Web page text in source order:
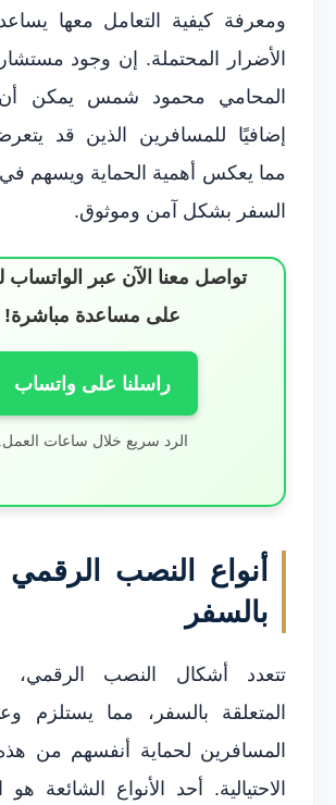
ومعرفة كيفية التعامل معها
الأضرار المحتملة. إن وجود
المحامي محمود شمس يمكن أن
إضافيًا للمسافرين الذين قد
مما يعكس أهمية الحماية ويسهم في
السفر بشكل آمن وموثوق.
تواصل معنا الآن عبر
على مساعدة مباشرة!
راسلنا على واتساب
الرد سريع خلال ساعات العمل.
أنواع النصب الرقمي
بالسفر
تتعدد أشكال النصب الرقمي،
المتعلقة بالسفر، مما يستلزم
المسافرين لحماية أنفسهم من
الاحتيالية. أحد الأنواع الشائعة هو